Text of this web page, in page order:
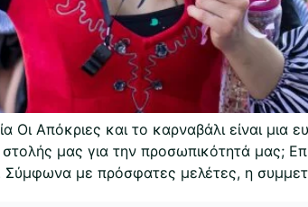
Απόκριες και το καρναβάλι είναι μια
μας για την προσωπικότητά μας;
Σύμφωνα με πρόσφατες μελέτες, η